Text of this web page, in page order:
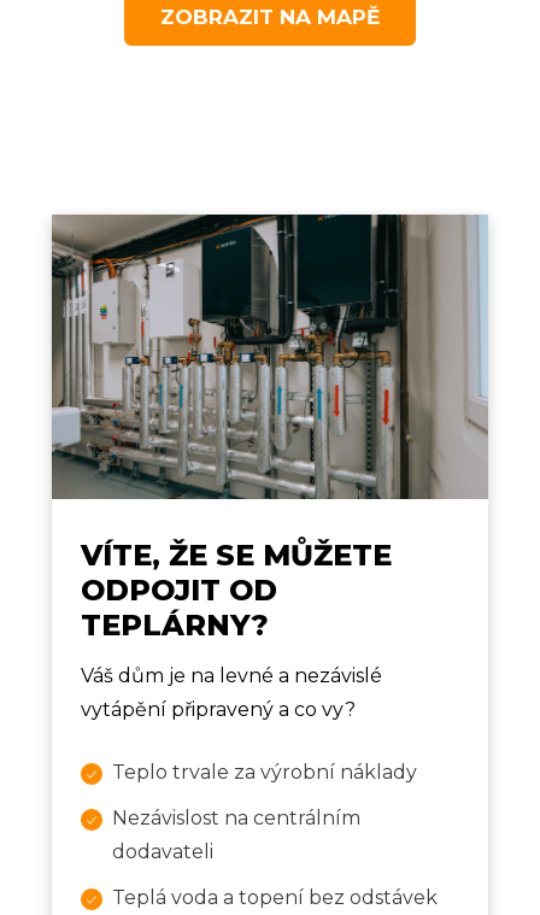
ZOBRAZIT NA MAPĚ
VÍTE, ŽE SE MŮŽETE
ODPOJIT OD
TEPLÁRNY?
Váš dům je na levné a nezávislé
vytápění připravený a co vy?
Teplo trvale za výrobní náklady
Nezávislost na centrálním
dodavateli
Teplá voda a topení bez odstávek